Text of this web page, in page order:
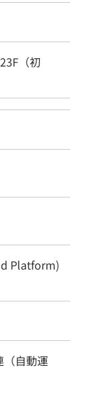
（初
Platform)
（自動運